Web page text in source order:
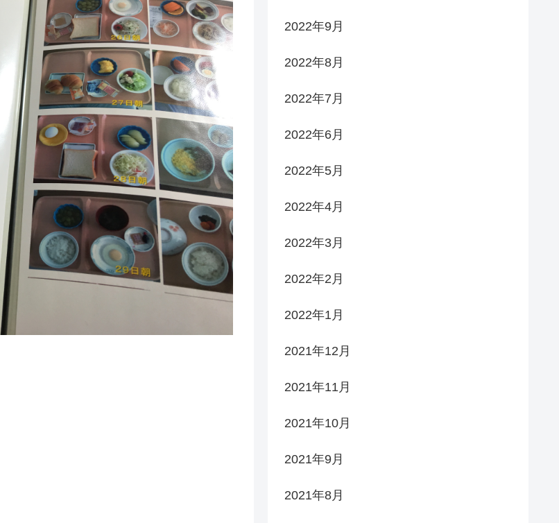
2022年9月
2022年8月
2022年7月
2022年6月
2022年5月
2022年4月
2022年3月
2022年2月
2022年1月
2021年12月
2021年11月
2021年10月
2021年9月
2021年8月